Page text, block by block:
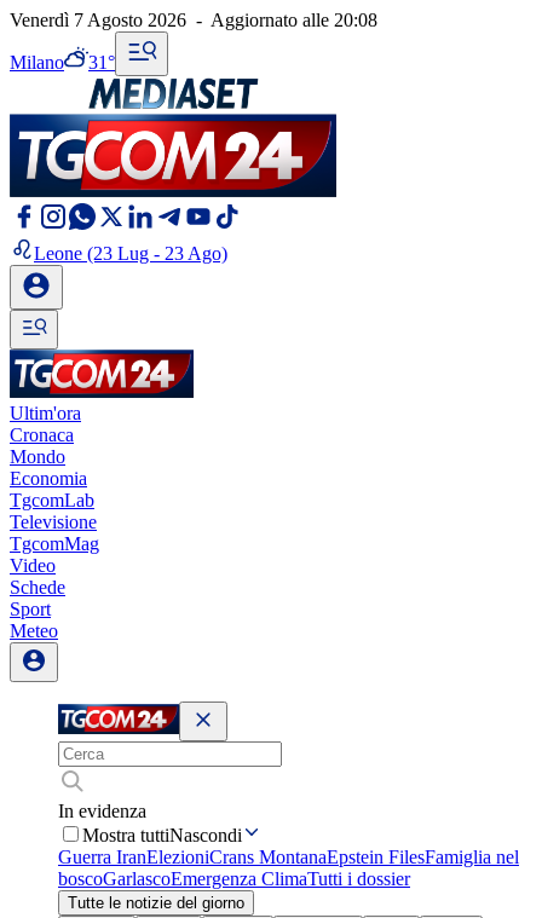
Venerdì 7 Agosto 2026 - Aggiornato alle 20:08
Milano 31°
Leone (23 Lug - 23 Ago)
Ultim'ora
Cronaca
Mondo
Economia
TgcomLab
Televisione
TgcomMag
Video
Schede
Sport
Meteo
In evidenza
Mostra tuttiNascondi
Guerra IranElezioniCrans MontanaEpstein FilesFamiglia nel
boscoGarlascoEmergenza ClimaTutti i dossier
Tutte le notizie del giorno